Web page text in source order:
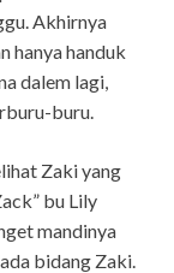
Akhirnya
hanya handuk
dalem lagi,
buru.
Zaki yang
bu Lily
mandinya
bidang Zaki.